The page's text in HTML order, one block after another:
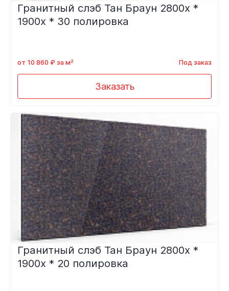
Гранитный слэб Тан Браун 2800х *
1900х * 30 полировка
от 10 860 ₽ за м² Под заказ
Заказать
Гранитный слэб Тан Браун 2800х *
1900х * 20 полировка